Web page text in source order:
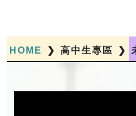
HOME ❯ 高中生專區 ❯